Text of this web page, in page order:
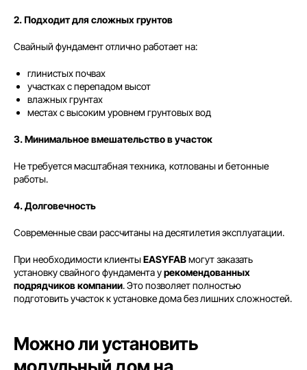
2. Подходит для сложных грунтов
Свайный фундамент отлично работает на:
глинистых почвах
участках с перепадом высот
влажных грунтах
местах с высоким уровнем грунтовых вод
3. Минимальное вмешательство в участок
Не требуется масштабная техника, котлованы и бетонные
работы.
4. Долговечность
Современные сваи рассчитаны на десятилетия эксплуатации.
При необходимости клиентыEASYFABмогут заказать
установку свайного фундамента урекомендованных
подрядчиков компании. Это позволяет полностью
подготовить участок к установке дома без лишних сложностей.
Можно ли установить